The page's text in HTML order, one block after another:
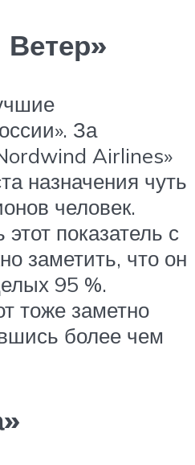
За
Airlines»
назначения чуть
человек.
показатель с
заметить, что он
95 %.
тоже заметно
более чем